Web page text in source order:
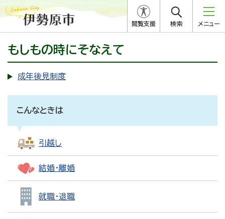
閲覧支援 検索 メニュー
もしもの時にそなえて
成年後見制度
こんなときは
引越し
結婚・離婚
就職・退職